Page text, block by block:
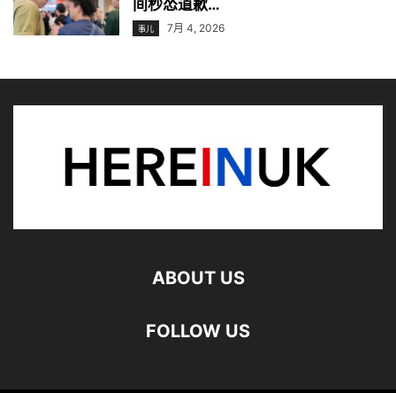
间秒怂道歉…
事儿 7月 4, 2026
ABOUT US
FOLLOW US